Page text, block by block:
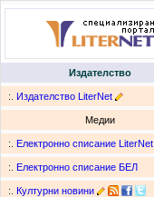
Издателство
:. Издателство LiterNet
Медии
:. Електронно списание LiterNet
:. Електронно списание БЕЛ
:. Културни новини